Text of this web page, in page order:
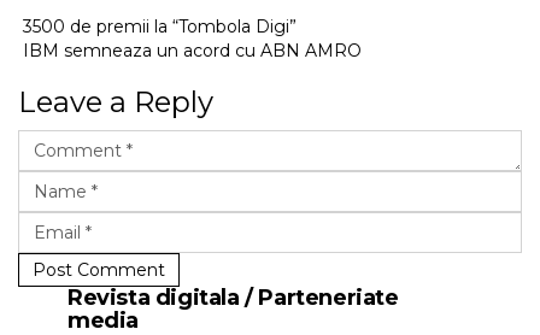
3500 de premii la “Tombola Digi”
IBM semneaza un acord cu ABN AMRO
Leave a Reply
Post Comment
Revista digitala / Parteneriate
media